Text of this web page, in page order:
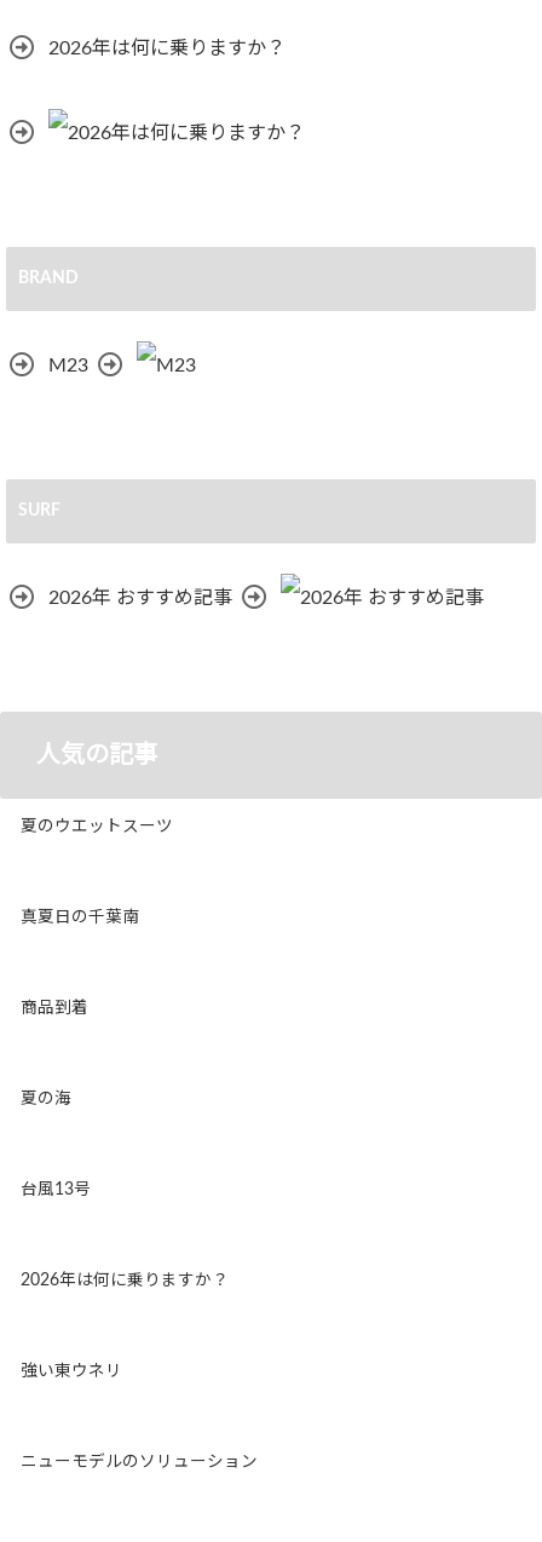
2026年は何に乗りますか？
BRAND
M23
SURF
2026年 おすすめ記事
人気の記事
夏のウエットスーツ
真夏日の千葉南
商品到着
夏の海
台風13号
2026年は何に乗りますか？
強い東ウネリ
ニューモデルのソリューション